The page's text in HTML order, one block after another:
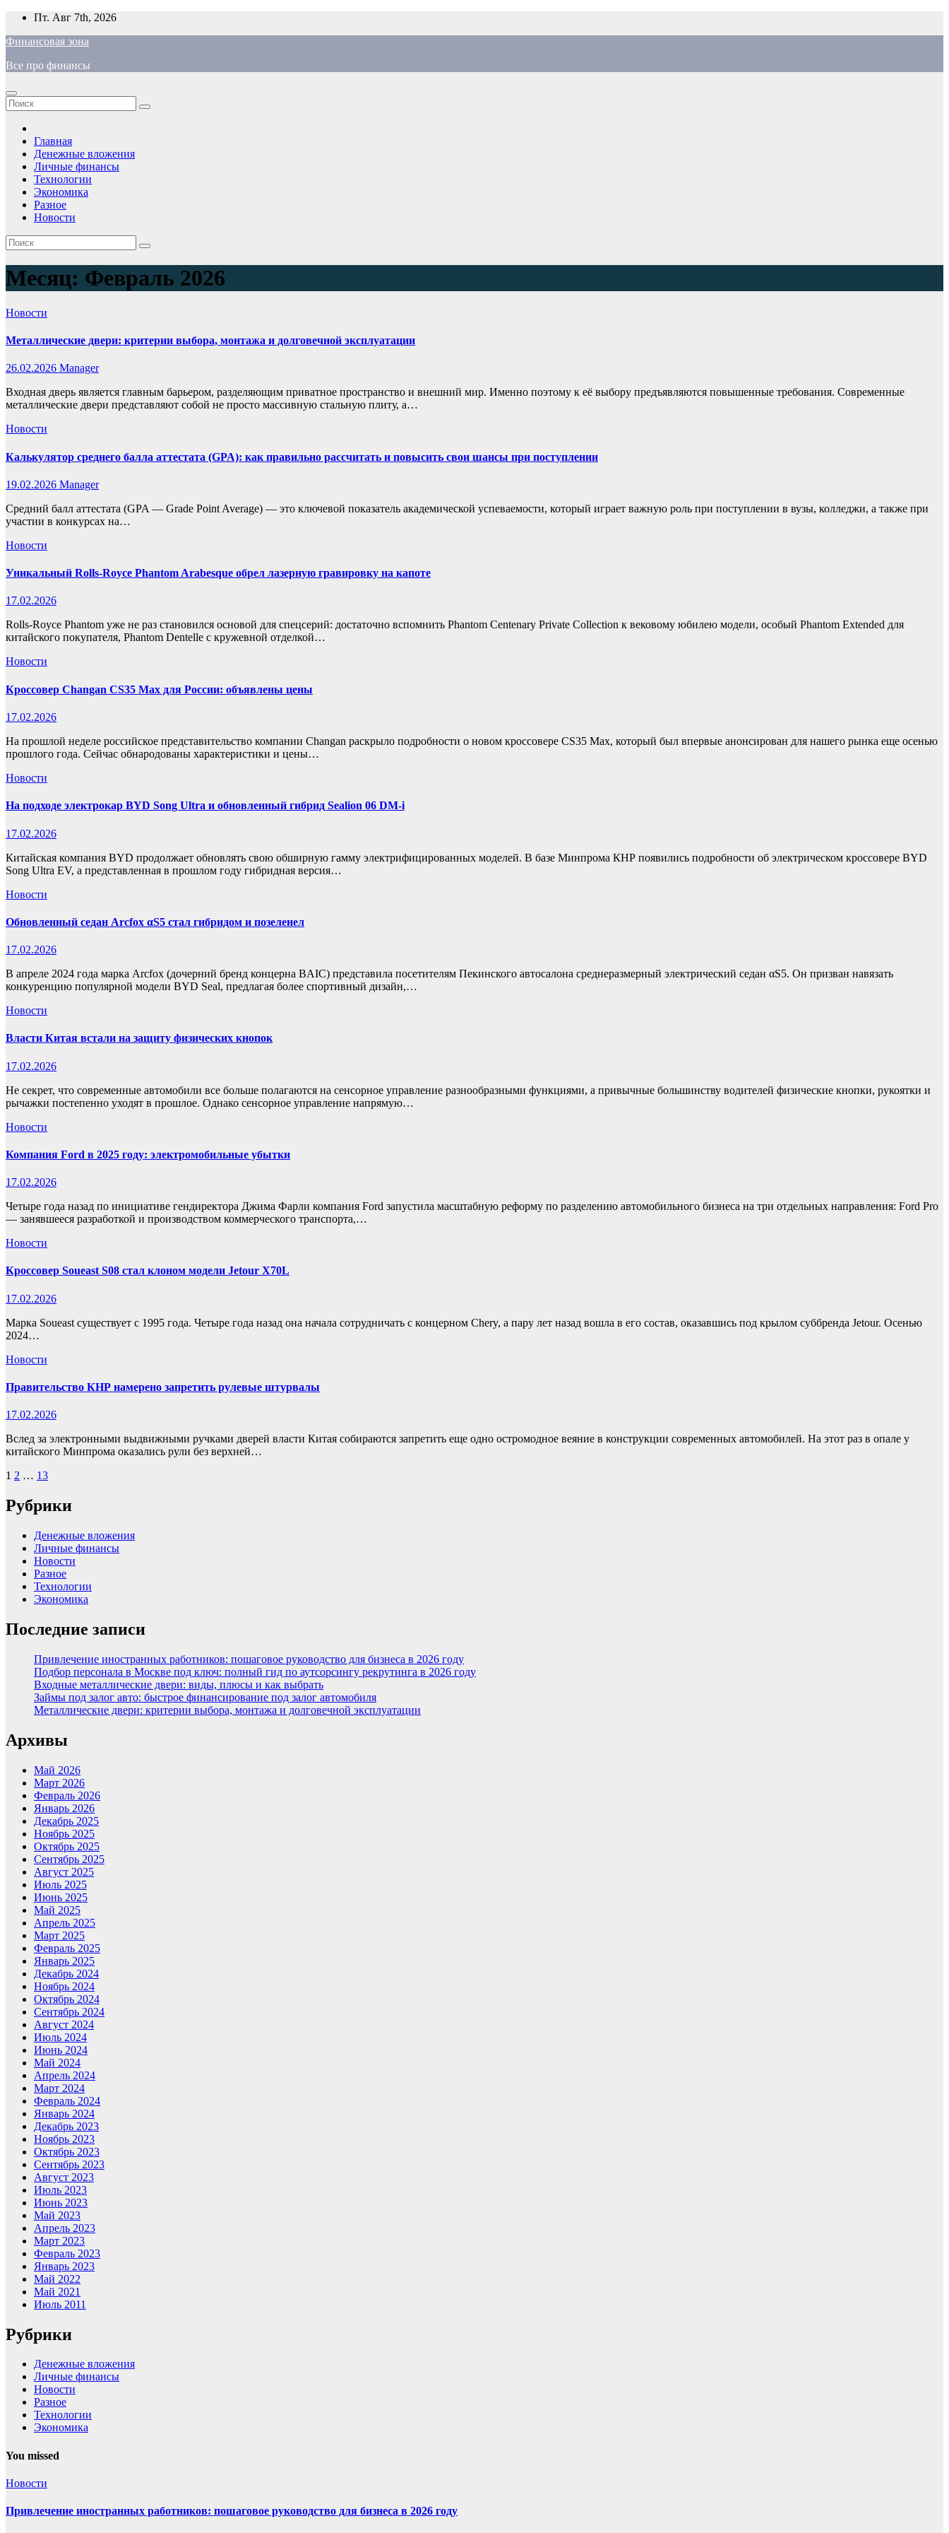
Перейти
содержимому
Пт. Авг 7th, 2026
Финансовая зона
Все про финансы
Главная
Денежные вложения
Личные финансы
Технологии
Экономика
Разное
Новости
Месяц: Февраль 2026
Новости
Металлические двери: критерии выбора, монтажа и долговечной эксплуатации
26.02.2026 Manager
Входная дверь является главным барьером, разделяющим приватное пространство и внешний мир. Именно поэтому к её выбору предъявляются повышенные требования. Современные
металлические двери представляют собой не просто массивную стальную плиту, а…
Новости
Калькулятор среднего балла аттестата (GPA): как правильно рассчитать и повысить свои шансы при поступлении
19.02.2026 Manager
Средний балл аттестата (GPA — Grade Point Average) — это ключевой показатель академической успеваемости, который играет важную роль при поступлении в вузы, колледжи, а также при
участии в конкурсах на…
Новости
Уникальный Rolls-Royce Phantom Arabesque обрел лазерную гравировку на капоте
17.02.2026
Rolls-Royce Phantom уже не раз становился основой для спецсерий: достаточно вспомнить Phantom Centenary Private Collection к вековому юбилею модели, особый Phantom Extended для
китайского покупателя, Phantom Dentelle с кружевной отделкой…
Новости
Кроссовер Changan CS35 Max для России: объявлены цены
17.02.2026
На прошлой неделе российское представительство компании Changan раскрыло подробности о новом кроссовере CS35 Max, который был впервые анонсирован для нашего рынка еще осенью
прошлого года. Сейчас обнародованы характеристики и цены…
Новости
На подходе электрокар BYD Song Ultra и обновленный гибрид Sealion 06 DM-i
17.02.2026
Китайская компания BYD продолжает обновлять свою обширную гамму электрифицированных моделей. В базе Минпрома КНР появились подробности об электрическом кроссовере BYD
Song Ultra EV, а представленная в прошлом году гибридная версия…
Новости
Обновленный седан Arcfox αS5 стал гибридом и позеленел
17.02.2026
В апреле 2024 года марка Arcfox (дочерний бренд концерна BAIC) представила посетителям Пекинского автосалона среднеразмерный электрический седан αS5. Он призван навязать
конкуренцию популярной модели BYD Seal, предлагая более спортивный дизайн,…
Новости
Власти Китая встали на защиту физических кнопок
17.02.2026
Не секрет, что современные автомобили все больше полагаются на сенсорное управление разнообразными функциями, а привычные большинству водителей физические кнопки, рукоятки и
рычажки постепенно уходят в прошлое. Однако сенсорное управление напрямую…
Новости
Компания Ford в 2025 году: электромобильные убытки
17.02.2026
Четыре года назад по инициативе гендиректора Джима Фарли компания Ford запустила масштабную реформу по разделению автомобильного бизнеса на три отдельных направления: Ford Pro
— занявшееся разработкой и производством коммерческого транспорта,…
Новости
Кроссовер Soueast S08 стал клоном модели Jetour X70L
17.02.2026
Марка Soueast существует с 1995 года. Четыре года назад она начала сотрудничать с концерном Chery, а пару лет назад вошла в его состав, оказавшись под крылом суббренда Jetour. Осенью
2024…
Новости
Правительство КНР намерено запретить рулевые штурвалы
17.02.2026
Вслед за электронными выдвижными ручками дверей власти Китая собираются запретить еще одно остромодное веяние в конструкции современных автомобилей. На этот раз в опале у
китайского Минпрома оказались рули без верхней…
Пагинация
записей
1 2 … 13
Рубрики
Денежные вложения
Личные финансы
Новости
Разное
Технологии
Экономика
Последние записи
Привлечение иностранных работников: пошаговое руководство для бизнеса в 2026 году
Подбор персонала в Москве под ключ: полный гид по аутсорсингу рекрутинга в 2026 году
Входные металлические двери: виды, плюсы и как выбрать
Займы под залог авто: быстрое финансирование под залог автомобиля
Металлические двери: критерии выбора, монтажа и долговечной эксплуатации
Архивы
Май 2026
Март 2026
Февраль 2026
Январь 2026
Декабрь 2025
Ноябрь 2025
Октябрь 2025
Сентябрь 2025
Август 2025
Июль 2025
Июнь 2025
Май 2025
Апрель 2025
Март 2025
Февраль 2025
Январь 2025
Декабрь 2024
Ноябрь 2024
Октябрь 2024
Сентябрь 2024
Август 2024
Июль 2024
Июнь 2024
Май 2024
Апрель 2024
Март 2024
Февраль 2024
Январь 2024
Декабрь 2023
Ноябрь 2023
Октябрь 2023
Сентябрь 2023
Август 2023
Июль 2023
Июнь 2023
Май 2023
Апрель 2023
Март 2023
Февраль 2023
Январь 2023
Май 2022
Май 2021
Июль 2011
Рубрики
Денежные вложения
Личные финансы
Новости
Разное
Технологии
Экономика
You missed
Новости
Привлечение иностранных работников: пошаговое руководство для бизнеса в 2026 году